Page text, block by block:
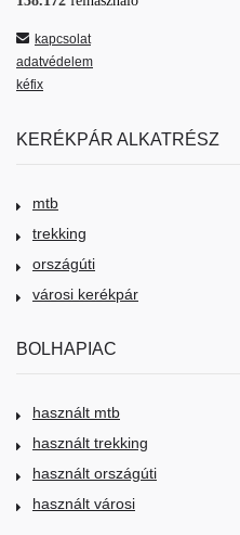
kapcsolat
adatvédelem
kéfix
KERÉKPÁR ALKATRÉSZ
mtb
trekking
országúti
városi kerékpár
BOLHAPIAC
használt mtb
használt trekking
használt országúti
használt városi